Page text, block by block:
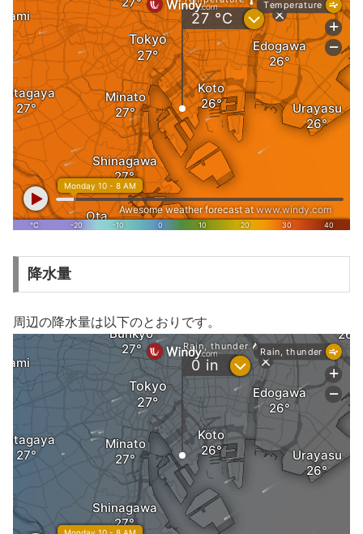
降水量
周辺の降水量は以下のとおりです。